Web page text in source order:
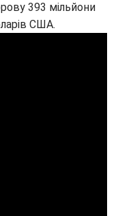
393 мільйони
США.